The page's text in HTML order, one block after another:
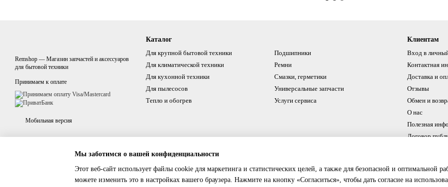
Remshop — Магазин запчастей и аксессуаров
для бытовой техники
Принимаем к оплате
Мобильная версия
Каталог
Для крупной бытовой техники
Для климатической техники
Для кухонной техники
Для пылесосов
Тепло и обогрев
Подшипники
Ремни
Смазки, герметики
Универсальные запчасти
Услуги сервиса
Клиентам
Вход в
Контактная
Доставка и
Отзывы
Обмен и
О нас
Полезная
Договор
Мы заботимся о вашей конфиденциальности
Этот веб-сайт использует файлы cookie для маркетинга и статистических целей, а также для безопасной и оптимальной
можете изменить это в настройках вашего браузера. Нажмите на кнопку «Согласиться», чтобы дать согласие на